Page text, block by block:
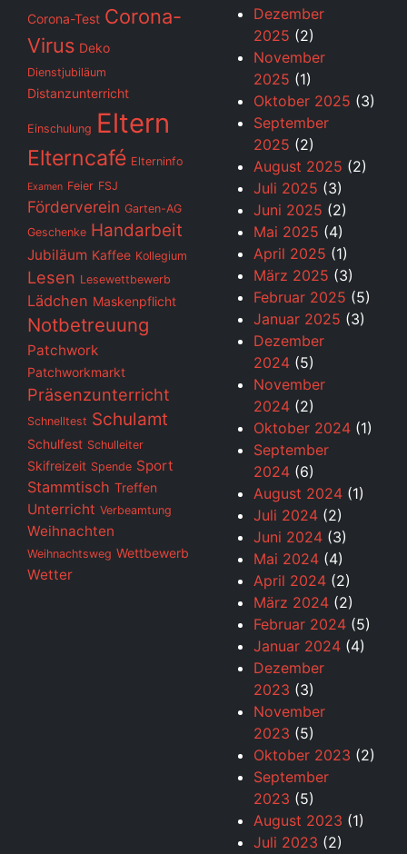
Corona-Test Corona-
Virus Deko
Dienstjubiläum
Distanzunterricht
Einschulung Eltern
Elterncafé Elterninfo
Examen Feier FSJ
Förderverein Garten-AG
Geschenke Handarbeit
Jubiläum Kaffee Kollegium
Lesen Lesewettbewerb
Lädchen Maskenpflicht
Notbetreuung
Patchwork
Patchworkmarkt
Präsenzunterricht
Schnelltest Schulamt
Schulfest Schulleiter
Skifreizeit Spende Sport
Stammtisch Treffen
Unterricht Verbeamtung
Weihnachten
Weihnachtsweg Wettbewerb
Wetter
Dezember
2025 (2)
November
2025 (1)
Oktober 2025 (3)
September
2025 (2)
August 2025 (2)
Juli 2025 (3)
Juni 2025 (2)
Mai 2025 (4)
April 2025 (1)
März 2025 (3)
Februar 2025 (5)
Januar 2025 (3)
Dezember
2024 (5)
November
2024 (2)
Oktober 2024 (1)
September
2024 (6)
August 2024 (1)
Juli 2024 (2)
Juni 2024 (3)
Mai 2024 (4)
April 2024 (2)
März 2024 (2)
Februar 2024 (5)
Januar 2024 (4)
Dezember
2023 (3)
November
2023 (5)
Oktober 2023 (2)
September
2023 (5)
August 2023 (1)
Juli 2023 (2)